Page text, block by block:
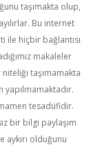
taşımakta olup,
Bu internet
ile hiçbir bağlantısı
makaleler
taşımamakta
yapılmamaktadır.
tesadüfidir.
bir bilgi paylaşım
olduğunu